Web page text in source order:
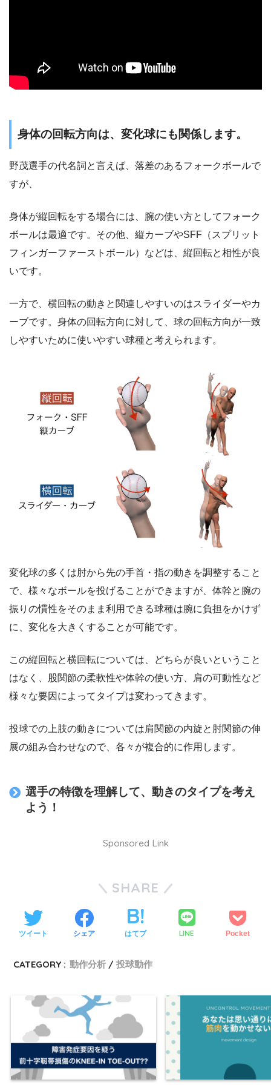
身体の回転方向は、変化球にも関係します。
野茂選手の代名詞と言えば、落差のあるフォークボールで
すが、
身体が縦回転をする場合には、腕の使い方としてフォーク
ボールは最適です。その他、縦カーブやSFF（スプリット
フィンガーファーストボール）などは、縦回転と相性が良
いです。
一方で、横回転の動きと関連しやすいのはスライダーやカ
ーブです。身体の回転方向に対して、球の回転方向が一致
しやすいために使いやすい球種と考えられます。
変化球の多くは肘から先の手首・指の動きを調整すること
で、様々なボールを投げることができますが、体幹と腕の
振りの慣性をそのまま利用できる球種は腕に負担をかけず
に、変化を大きくすることが可能です。
この縦回転と横回転については、どちらが良いということ
はなく、股関節の柔軟性や体幹の使い方、肩の可動性など
様々な要因によってタイプは変わってきます。
投球での上肢の動きについては肩関節の内旋と肘関節の伸
展の組み合わせなので、各々が複合的に作用します。
選手の特徴を理解して、動きのタイプを考え
よう！
Sponsored Link
SHARE
ツイート シェア はてブ LINE Pocket
CATEGORY : 動作分析 投球動作